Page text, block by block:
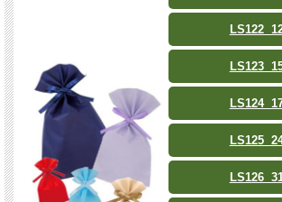
LS122
LS123
LS124
LS125
LS126